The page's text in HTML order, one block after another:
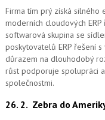
Firma tím prý získá silného
moderních cloudových ERP
softwarová skupina se
poskytovatelů ERP řešení
důrazem na dlouhodobý
růst podporuje spolupráci
společnostmi.
26. 2. Zebra do